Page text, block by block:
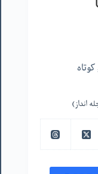
کوتاه
انداز)